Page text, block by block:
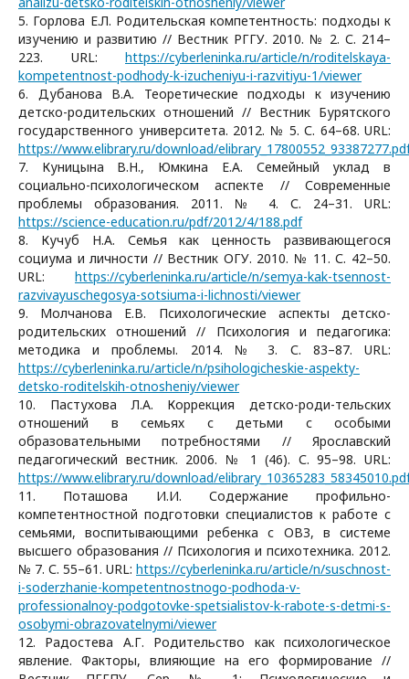
5. Горлова Е.Л. Родительская компетентность: подходы к
изучению и развитию // Вестник РГГУ. 2010. № 2. С. 214–
223. URL: https://cyberleninka.ru/article/n/roditelskaya-
kompetentnost-podhody-k-izucheniyu-i-razvitiyu-1/viewer
6. Дубанова В.А. Теоретические подходы к изучению
детско-родительских отношений // Вестник Бурятского
государственного университета. 2012. № 5. С. 64–68. URL:
https://www.elibrary.ru/download/
7. Куницына В.Н., Юмкина Е.А. Семейный уклад в
социально-психологическом аспекте // Современные
проблемы образования. 2011. № 4. С. 24–31. URL:
https://science-education.ru/pdf/2012/4/188.pdf
8. Кучуб Н.А. Семья как ценность развивающегося
социума и личности // Вестник ОГУ. 2010. № 11. С. 42–50.
URL: https://cyberleninka.ru/article/n/semya-kak-tsennost-
razvivayuschegosya-sotsiuma-i-lichnosti/viewer
9. Молчанова Е.В. Психологические аспекты детско-
родительских отношений // Психология и педагогика:
методика и проблемы. 2014. № 3. С. 83–87. URL:
https://cyberleninka.ru/article/n/psihologicheskie-aspekty-
detsko-roditelskih-otnosheniy/viewer
10. Пастухова Л.А. Коррекция детско-роди-тельских
отношений в семьях с детьми с особыми
образовательными потребностями // Ярославский
педагогический вестник. 2006. № 1 (46). С. 95–98. URL:
https://www.elibrary.ru/download/
11. Поташова И.И. Содержание профильно-
компетентностной подготовки специалистов к работе с
семьями, воспитывающими ребенка с ОВЗ, в системе
высшего образования // Психология и психотехника. 2012.
№ 7. С. 55–61. URL: https://cyberleninka.ru/article/n/suschnost-
i-soderzhanie-kompetentnostnogo-podhoda-v-
professionalnoy-podgotovke-spetsialistov-k-rabote-s-detmi-s-
osobymi-obrazovatelnymi/viewer
12. Радостева А.Г. Родительство как психологическое
явление. Факторы, влияющие на его формирование //